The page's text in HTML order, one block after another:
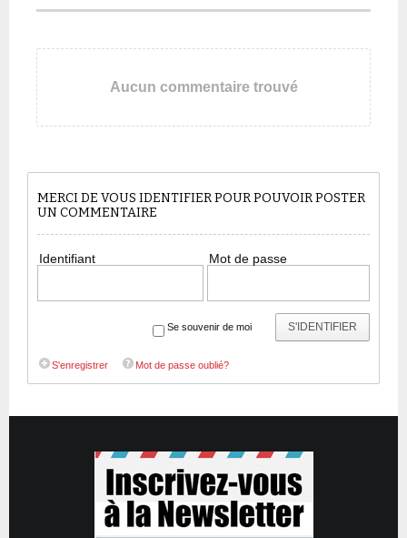
Aucun commentaire trouvé
MERCI DE VOUS IDENTIFIER POUR POUVOIR POSTER
UN COMMENTAIRE
Identifiant Mot de passe
S'IDENTIFIER
Se souvenir de moi
S'enregistrer Mot de passe oublié?